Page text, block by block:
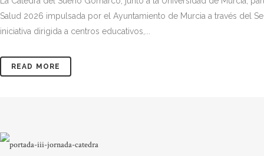
Salud 2026 impulsada por el Ayuntamiento de Murcia a través del
iniciativa dirigida a centros educativos,...
READ MORE